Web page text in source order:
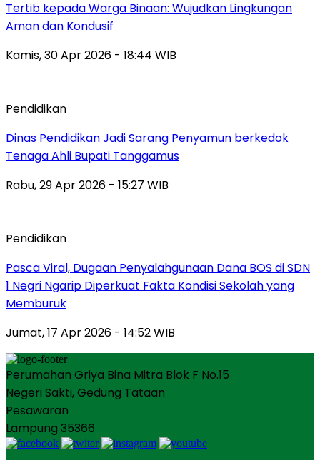
Tertib kepada Warga Binaan: Wujudkan Lingkungan
Aman dan Kondusif
Kamis, 30 Apr 2026 - 18:44 WIB
Pendidikan
Dinas Pendidikan Jadi Sarang Penyamun berkedok
Tenaga Ahli Bupati Tanggamus
Rabu, 29 Apr 2026 - 15:27 WIB
Pendidikan
Pasca Viral, Dugaan Penyalahgunaan Dana BOS di SDN
1 Negri Ngarip Diperkuat Fakta Kondisi Sekolah yang
Memburuk
Jumat, 17 Apr 2026 - 14:52 WIB
Perumahan Griya Bina Mitra Blok F No.15
Negeri Sakti, Gedung Tataan
Pesawaran
Lampung 35366